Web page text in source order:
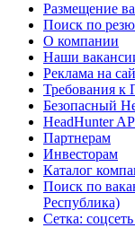
Размещение
Поиск по
О компании
Наши
Реклама на
Требования к
Безопасный
HeadHunter
Партнерам
Инвесторам
Каталог
Поиск по
Республика)
Сетка: